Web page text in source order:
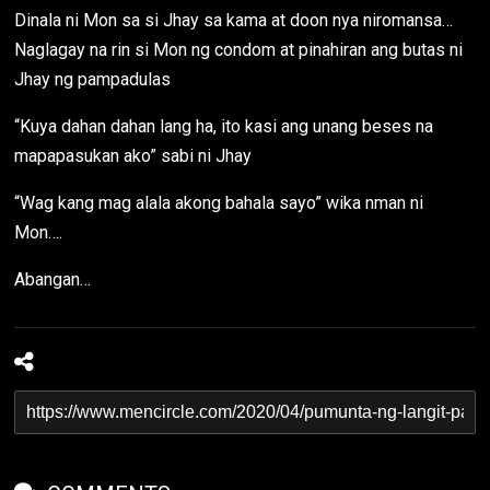
Dinala ni Mon sa si Jhay sa kama at doon nya niromansa…
Naglagay na rin si Mon ng condom at pinahiran ang butas ni
Jhay ng pampadulas
“Kuya dahan dahan lang ha, ito kasi ang unang beses na
mapapasukan ako” sabi ni Jhay
“Wag kang mag alala akong bahala sayo” wika nman ni
Mon….
Abangan…